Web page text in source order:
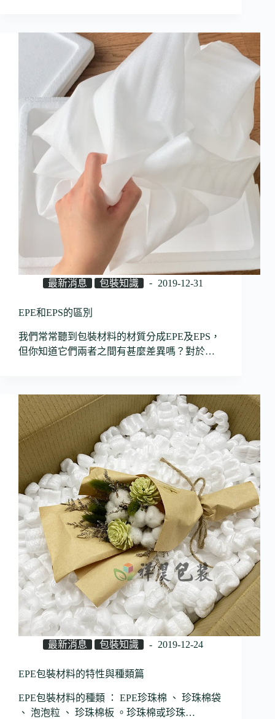
最新消息 包裝知識 2019-12-31
EPE和EPS的區別
我們常常聽到包裝材料的材質分成EPE及EPS，
但你知道它們兩者之間有甚麼差異嗎？對於…
最新消息 包裝知識 2019-12-24
EPE包裝材料的特性與種類篇
EPE包裝材料的種類 ： EPE珍珠棉 、 珍珠棉袋
、 泡泡粒 、 珍珠棉板 。珍珠棉或珍珠…